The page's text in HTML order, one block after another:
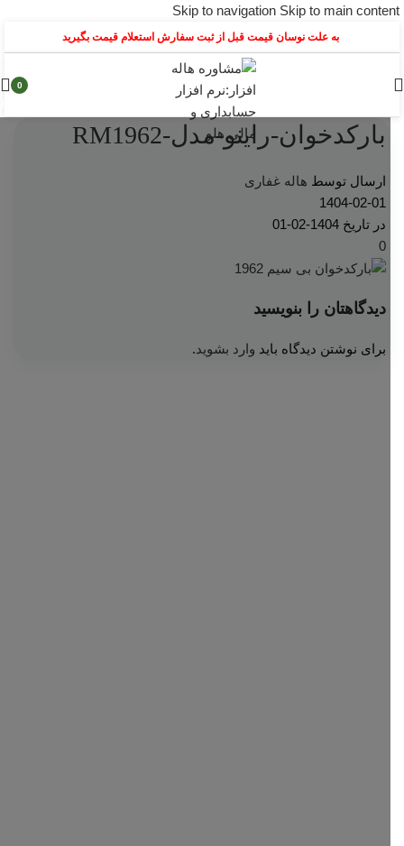
Skip to navigation Skip to main content
به علت نوسان قیمت قبل از ثبت سفارش استعلام قیمت بگیرید
0
بارکدخوان-راینو-مدل-RM1962
ارسال توسط هاله غفاری
1404-02-01
در تاریخ 1404-02-01
0
دیدگاهتان را بنویسید
برای نوشتن دیدگاه باید وارد بشوید .